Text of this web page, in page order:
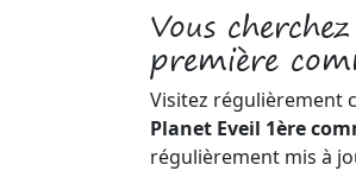
Vous
première
Visitez régulièrement
Planet Eveil 1ère
régulièrement mis à